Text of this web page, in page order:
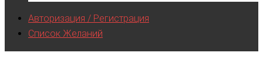
Авторизация / Регистрация
Список Желаний